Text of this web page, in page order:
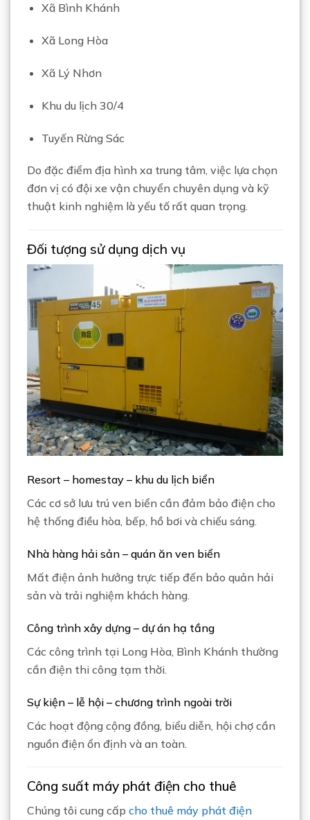
Xã Bình Khánh
Xã Long Hòa
Xã Lý Nhơn
Khu du lịch 30/4
Tuyến Rừng Sác
Do đặc điểm địa hình xa trung tâm, việc lựa chọn
đơn vị có đội xe vận chuyển chuyên dụng và kỹ
thuật kinh nghiệm là yếu tố rất quan trọng.
Đối tượng sử dụng dịch vụ
Resort – homestay – khu du lịch biển
Các cơ sở lưu trú ven biển cần đảm bảo điện cho
hệ thống điều hòa, bếp, hồ bơi và chiếu sáng.
Nhà hàng hải sản – quán ăn ven biển
Mất điện ảnh hưởng trực tiếp đến bảo quản hải
sản và trải nghiệm khách hàng.
Công trình xây dựng – dự án hạ tầng
Các công trình tại Long Hòa, Bình Khánh thường
cần điện thi công tạm thời.
Sự kiện – lễ hội – chương trình ngoài trời
Các hoạt động cộng đồng, biểu diễn, hội chợ cần
nguồn điện ổn định và an toàn.
Công suất máy phát điện cho thuê
Chúng tôi cung cấp cho thuê máy phát điện